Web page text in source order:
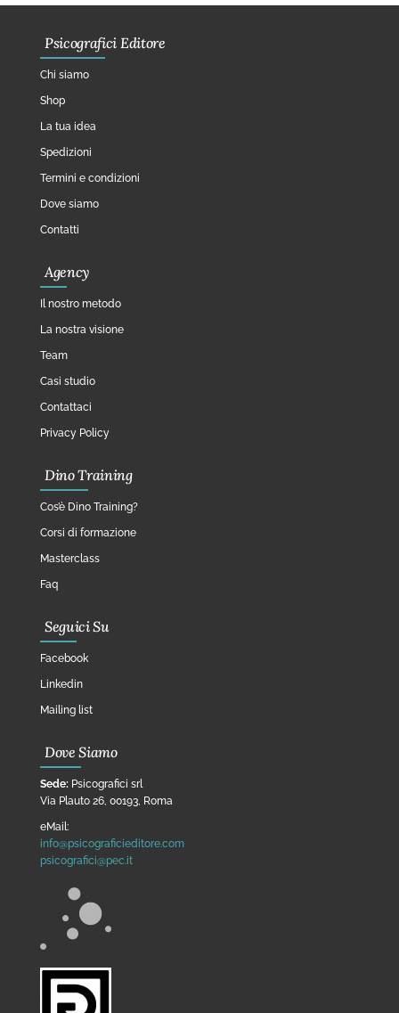
Psicografici Editore
Chi siamo
Shop
La tua idea
Spedizioni
Termini e condizioni
Dove siamo
Contatti
Agency
Il nostro metodo
La nostra visione
Team
Casi studio
Contattaci
Privacy Policy
Dino Training
Cos’è Dino Training?
Corsi di formazione
Masterclass
Faq
Seguici Su
Facebook
Linkedin
Mailing list
Dove Siamo
Sede: Psicografici srl
Via Plauto 26, 00193, Roma
eMail:
info@psicograficieditore.com
psicografici@pec.it